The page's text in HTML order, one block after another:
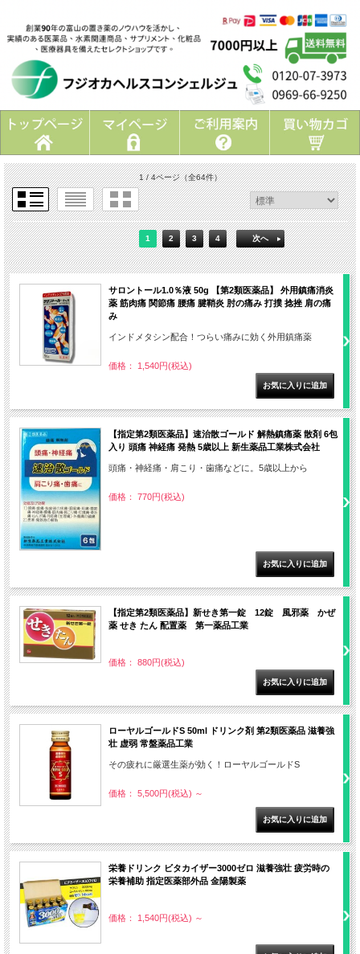
1 / 4ページ（全64件）
1 2 3 4 次へ
サロントール1.0％液 50g 【第2類医薬品】 外用鎮痛消炎
薬 筋肉痛 関節痛 腰痛 腱鞘炎 肘の痛み 打撲 捻挫 肩の痛
み
インドメタシン配合！つらい痛みに効く外用鎮痛薬
価格： 1,540円(税込)
【指定第2類医薬品】速治散ゴールド 解熱鎮痛薬 散剤 6包
入り 頭痛 神経痛 発熱 5歳以上 新生薬品工業株式会社
頭痛・神経痛・肩こり・歯痛などに。5歳以上から
価格： 770円(税込)
【指定第2類医薬品】新せき第一錠 12錠 風邪薬 かぜ
薬 せき たん 配置薬 第一薬品工業
価格： 880円(税込)
ローヤルゴールドS 50ml ドリンク剤 第2類医薬品 滋養強
壮 虚弱 常盤薬品工業
その疲れに厳選生薬が効く！ローヤルゴールドS
価格： 5,500円(税込) ～
栄養ドリンク ビタカイザー3000ゼロ 滋養強壮 疲労時の
栄養補助 指定医薬部外品 金陽製薬
価格： 1,540円(税込) ～